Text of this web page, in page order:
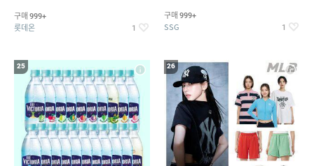
구매 999+
롯데온 1
구매 999+
SSG 1
25 26